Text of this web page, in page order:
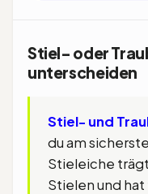
Stiel- oder
unterscheiden
Stiel- und
du am
Stieleiche
Stielen und